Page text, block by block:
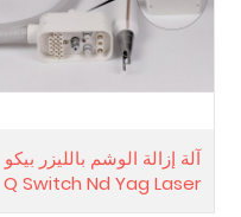
آلة إزالة الوشم بالليزر بيكو
Q Switch Nd Yag Laser